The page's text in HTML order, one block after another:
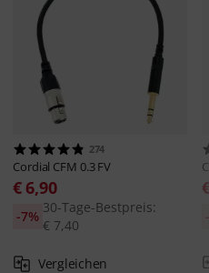
274
Cordial CFM 0.3 FV
€ 6,90
30-Tage-Bestpreis:
€ 7,40
-7%
Vergleichen